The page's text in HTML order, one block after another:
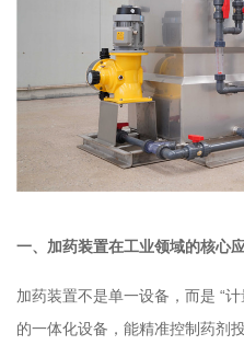
一、加药装置在工业领域的核心
加药装置不是单一设备，而是 “
的一体化设备，能精准控制药剂